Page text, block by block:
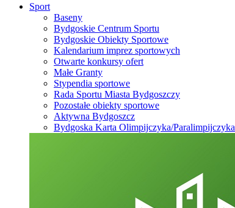
Sport
Baseny
Bydgoskie Centrum Sportu
Bydgoskie Obiekty Sportowe
Kalendarium imprez sportowych
Otwarte konkursy ofert
Małe Granty
Stypendia sportowe
Rada Sportu Miasta Bydgoszczy
Pozostałe obiekty sportowe
Aktywna Bydgoszcz
Bydgoska Karta Olimpijczyka/Paralimpijczyka